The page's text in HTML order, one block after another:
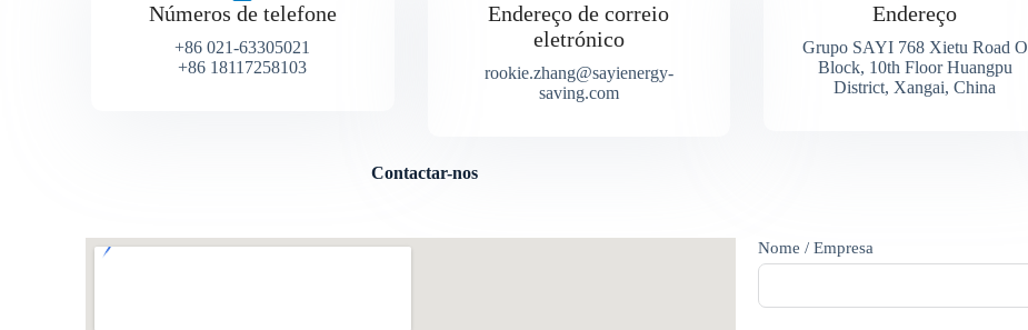
Números de telefone
+86 021-63305021
+86 18117258103
Endereço de correio
eletrónico
rookie.zhang@sayienergy-
saving.com
Endereço
Grupo SAYI 768 Xietu Road O
Block, 10th Floor Huangpu
District, Xangai, China
Contactar-nos
Nome / Empresa